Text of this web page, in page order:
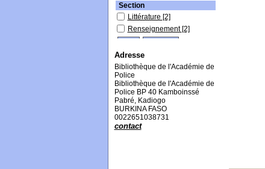
Section
Littérature [2]
Renseignement [2]
Adresse
Bibliothèque de l'Académie de
Police
Bibliothèque de l'Académie de
Police BP 40 Kamboinssé
Pabré, Kadiogo
BURKINA FASO
0022651038731
contact